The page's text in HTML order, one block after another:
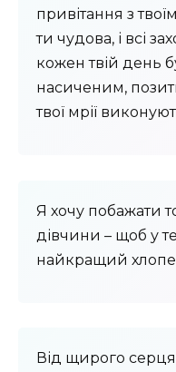
привітання з
ти чудова, і всі
кожен твій день
насиченим,
твої мрії
Я хочу побажати
дівчини – щоб у
найкращий
Від щирого серця